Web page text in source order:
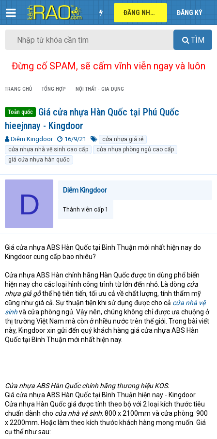
ĐĂNG NHẬP ĐĂNG KÝ
TÌM
Đừng cố SPAM, sẽ cấm vĩnh viễn ngay và luôn
TRANG CHỦ TỔNG HỢP NỘI THẤT - GIA DỤNG
Toàn quốc
Giá cửa nhựa Hàn Quốc tại Phú Quốc
hieejnnay - Kingdoor
T
h
r
e
a
e
r
Diễm Kingdoor
N
g
à
y
g
i
16/9/21
ừ
k
ó
cửa nhựa giá rẻ
cửa nhựa nhà vệ sinh cao cấp
cửa nhựa phòng ngủ cao cấp
giá cửa nhựa hàn quốc
D Diễm Kingdoor
Thành viên cấp 1
Giá cửa nhựa ABS Hàn Quốc tại Bình Thuận mới nhất hiện nay do
Kingdoor cung cấp bao nhiêu?
Cửa nhựa ABS Hàn chính hãng Hàn Quốc được tin dùng phổ biến
hiện nay cho các loại hình công trình từ lớn đến nhỏ. Là dòng cửa
nhựa giả gỗthế hệ tiên tiến, tối ưu cả về chất lượng, tính thẩm mỹ
cũng như giá cả. Sự thuận tiện khi sử dụng được cho cả cửa nhà vệ
sinhvà cửa phòng ngủ. Vậy nên, chúng không chỉ được ưa chuộng ở
thị trường Việt Nam mà còn ở nhiều nước trên thế giới. Trong bài viết
này, Kingdoor xin gửi đến quý khách hàng giá cửa nhựa ABS Hàn
Quốc tại Bình Thuận mới nhất hiện nay.
Cửa nhựa ABS Hàn Quốc chính hãng thương hiệu KOS.
Giá cửa nhựa ABS Hàn Quốc tại Bình Thuận hiện nay - Kingdoor
Cửa nhựa Hàn Quốc giá được tính theo bộ với 2 loại kích thước tiêu
chuẩn dành cho cửa nhà vệ sinh: 800 x 2100mm và cửa phòng: 900
x 2200mm. Hoặc làm theo kích thước khách hàng mong muốn. Giá
cụ thể như sau: